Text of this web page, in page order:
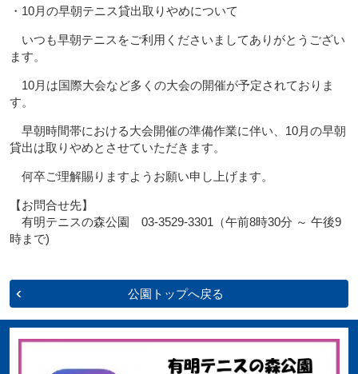
・10月の早朝テニス貸出取りやめについて
いつも早朝テニスをご利用くださいましてありがとうござい
ます。
10月は国際大会など多くの大会の開催が予定されておりま
す。
早朝時間帯における大会開催の準備作業に伴い、10月の早朝
貸出は取りやめとさせていただきます。
何卒ご理解賜りますようお願い申し上げます。
【お問合せ先】
有明テニスの森公園 03-3529-3301（午前8時30分 ～ 午後9
時まで)
公園トップへ戻る